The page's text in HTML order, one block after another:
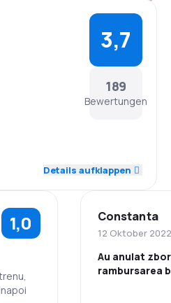
189
Bewertungen
3,7
3,9
3,5
Details aufklappen
1,0 Constanta
12 Oktober 2022
Au anulat
rambursarea